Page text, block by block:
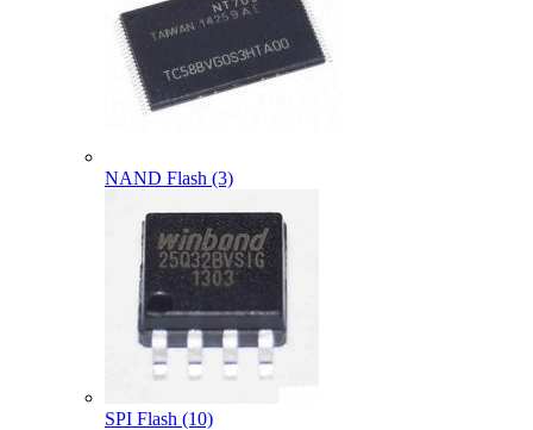
NAND Flash (3)
SPI Flash (10)